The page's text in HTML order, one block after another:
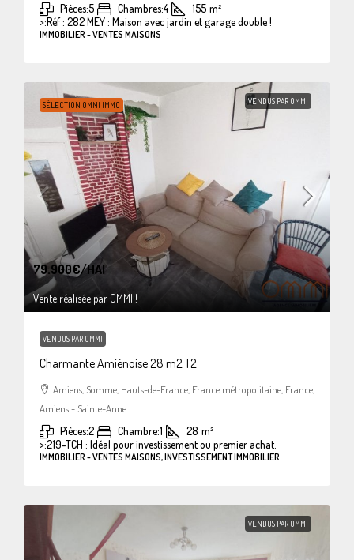
Pièces:5 Chambres:4 155 m²
>:Réf : 282 MEY : Maison avec jardin et garage double !
IMMOBILIER - VENTES MAISONS
SÉLECTION OMMI IMMO VENDUS PAR OMMI
79.900€/HAI
Vente réalisée par OMMI !
VENDUS PAR OMMI
Charmante Amiénoise 28 m2 T2
Amiens, Somme, Hauts-de-France, France métropolitaine, France,
Amiens - Sainte-Anne
Pièces:2 Chambre:1 28 m²
>:219-TCH : Idéal pour investissement ou premier achat.
IMMOBILIER - VENTES MAISONS, INVESTISSEMENT IMMOBILIER
VENDUS PAR OMMI